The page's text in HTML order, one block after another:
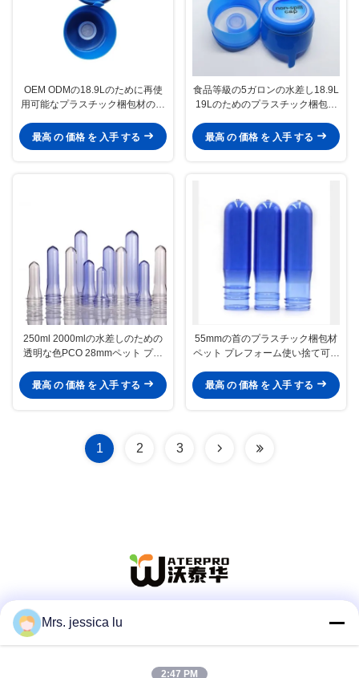
OEM ODMの18.9Lのために再使
用可能なプラスチック梱包材の帽
最高 の 価格 を 入手 する
食品等級の5ガロンの水差し18.9L
19Lのためのプラスチック梱包材
最高 の 価格 を 入手 する
250ml 2000mlの水差しのための
透明な色PCO 28mmペット プレ
最高 の 価格 を 入手 する
55mmの首のプラスチック梱包材
ペット プレフォーム使い捨て可能
最高 の 価格 を 入手 する
1 2 3
Mrs. jessica lu
2:47 PM